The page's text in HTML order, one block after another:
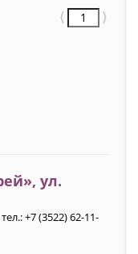
⟨ ⟩
ул.
+7 (3522) 62-11-